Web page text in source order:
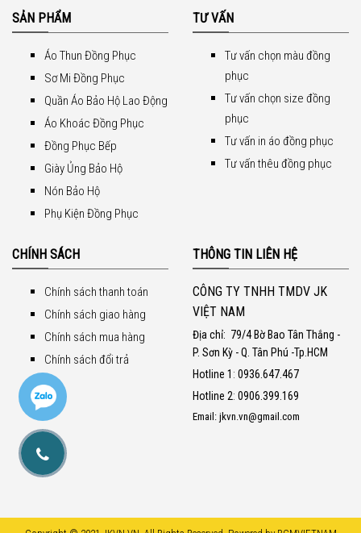
SẢN PHẨM
Áo Thun Đồng Phục
Sơ Mi Đồng Phục
Quần Áo Bảo Hộ Lao Động
Áo Khoác Đồng Phục
Đồng Phục Bếp
Giày Ủng Bảo Hộ
Nón Bảo Hộ
Phụ Kiện Đồng Phục
TƯ VẤN
Tư vấn chọn màu đồng
phục
Tư vấn chọn size đồng
phục
Tư vấn in áo đồng phục
Tư vấn thêu đồng phục
CHÍNH SÁCH
Chính sách thanh toán
Chính sách giao hàng
Chính sách mua hàng
Chính sách đổi trả
THÔNG TIN LIÊN HỆ
CÔNG TY TNHH TMDV JK
VIỆT NAM
Địa chỉ: 79/4 Bờ Bao Tân Thắng -
P. Sơn Kỳ - Q. Tân Phú -Tp.HCM
Hotline 1 : 0936.647.467
Hotline 2: 0906.399.169
Email: jkvn.vn@gmail.com